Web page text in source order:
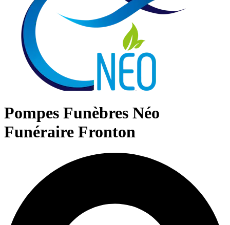
Pompes Funèbres Néo
Funéraire Fronton